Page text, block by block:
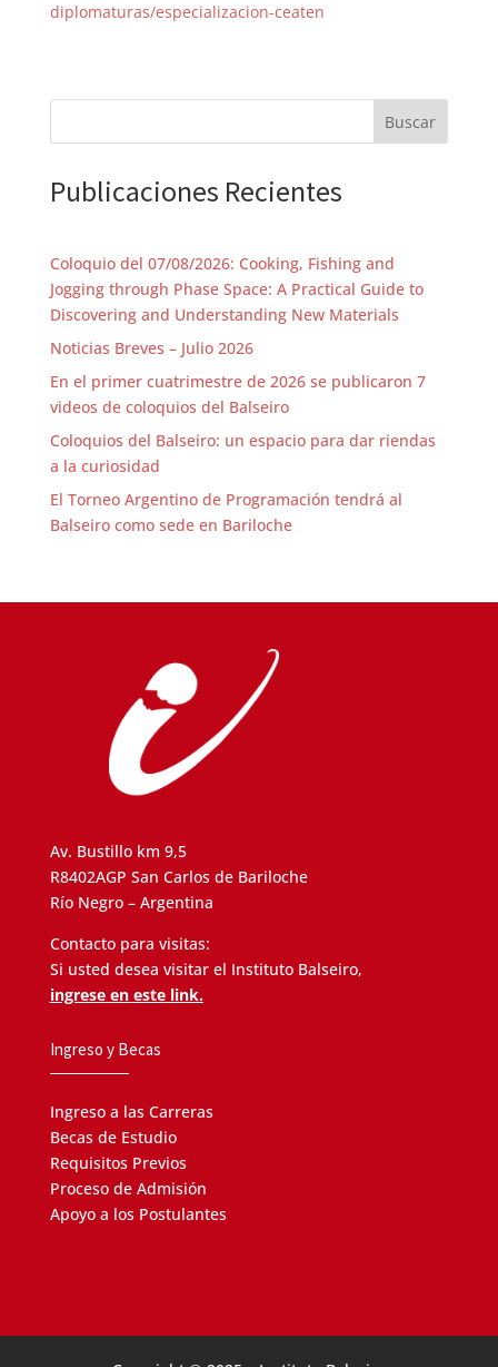
diplomaturas/especializacion-ceaten
Buscar
Publicaciones Recientes
Coloquio del 07/08/2026: Cooking, Fishing and
Jogging through Phase Space: A Practical Guide to
Discovering and Understanding New Materials
Noticias Breves – Julio 2026
En el primer cuatrimestre de 2026 se publicaron 7
videos de coloquios del Balseiro
Coloquios del Balseiro: un espacio para dar riendas
a la curiosidad
El Torneo Argentino de Programación tendrá al
Balseiro como sede en Bariloche
Av. Bustillo km 9,5
R8402AGP San Carlos de Bariloche
Río Negro – Argentina
Contacto para visitas:
Si usted desea visitar el Instituto Balseiro,
ingrese en este link.
Ingreso y Becas
Ingreso a las Carreras
Becas de Estudio
Requisitos Previos
Proceso de Admisión
Apoyo a los Postulantes